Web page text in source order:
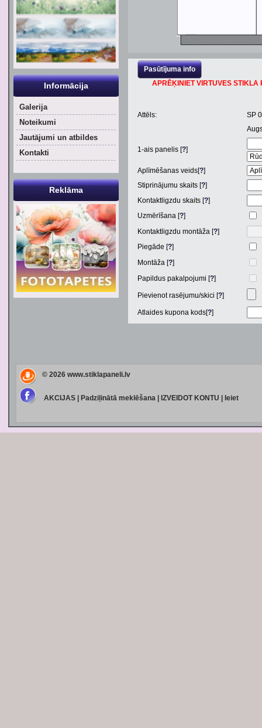
Pasūtījuma info
APRĒĶINIET VIRTUVES
Attēls:
SP
1-ais panelis [?]
Aplīmēšanas veids[?]
Stiprinājumu skaits [?]
Kontaktligzdu skaits [?]
Uzmērīšana [?]
Kontaktligzdu montāža [?]
Piegāde [?]
Montāža [?]
Papildus pakalpojumi [?]
Pievienot rasējumu/skici [?]
Atlaides kupona kods[?]
Informācija
Galerija
Noteikumi
Jautājumi un atbildes
Kontakti
Reklāma
© 2026 www.stiklapaneli.lv
AKCIJAS| Padziļinātā meklēšana| IZVEIDOT KONTU Ieiet